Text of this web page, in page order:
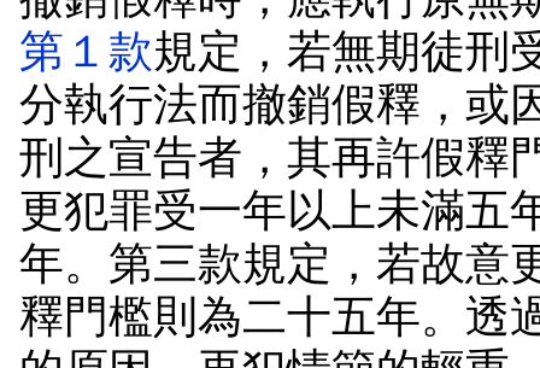
第１款規定，若無期徒刑
分執行法而撤銷假釋，或
刑之宣告者，其再許假釋
更犯罪受一年以上未滿五
年。第三款規定，若故意
釋門檻則為二十五年。透